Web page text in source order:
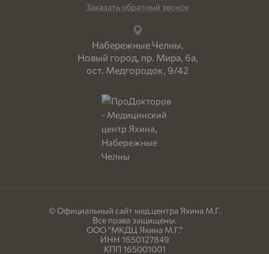
Заказать обратный звонок
Набережные Челны,
Новый город, пр. Мира, 6а,
ост. Медгородок, 9/42
© Официальный сайт мед.центра Яхина М.Г.
Все права защищены.
ООО "МКДЦ Яхина М.Г."
ИНН 1650127849
КПП 165001001